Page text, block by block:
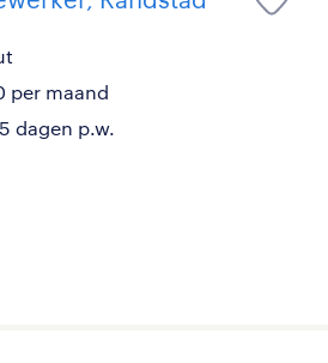
per maand
dagen p.w.